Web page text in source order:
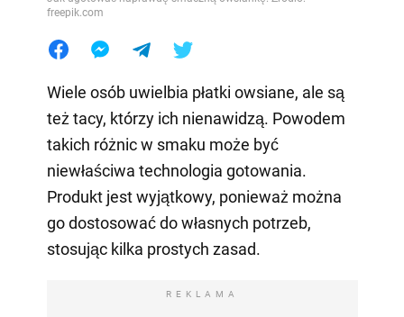
freepik.com
Wiele osób uwielbia płatki owsiane, ale są
też tacy, którzy ich nienawidzą. Powodem
takich różnic w smaku może być
niewłaściwa technologia gotowania.
Produkt jest wyjątkowy, ponieważ można
go dostosować do własnych potrzeb,
stosując kilka prostych zasad.
REKLAMA